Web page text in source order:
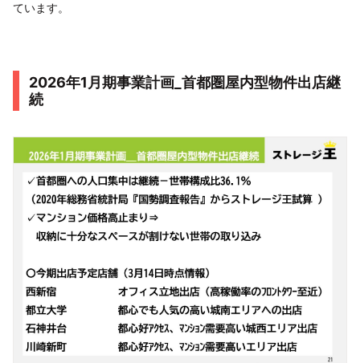
ています。
2026年1月期事業計画_首都圏屋内型物件出店継
続